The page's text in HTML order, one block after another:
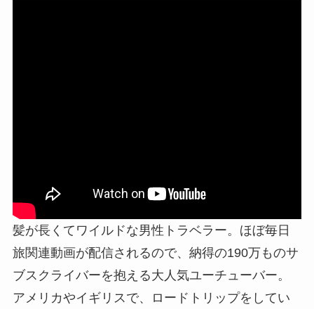
髪が長くてワイルドな男性トラベラー。ほぼ毎日
旅関連動画が配信されるので、納得の190万ものサ
ブスクライバーを抱える大人気ユーチューバー。
アメリカやイギリスで、ロードトリップをしてい